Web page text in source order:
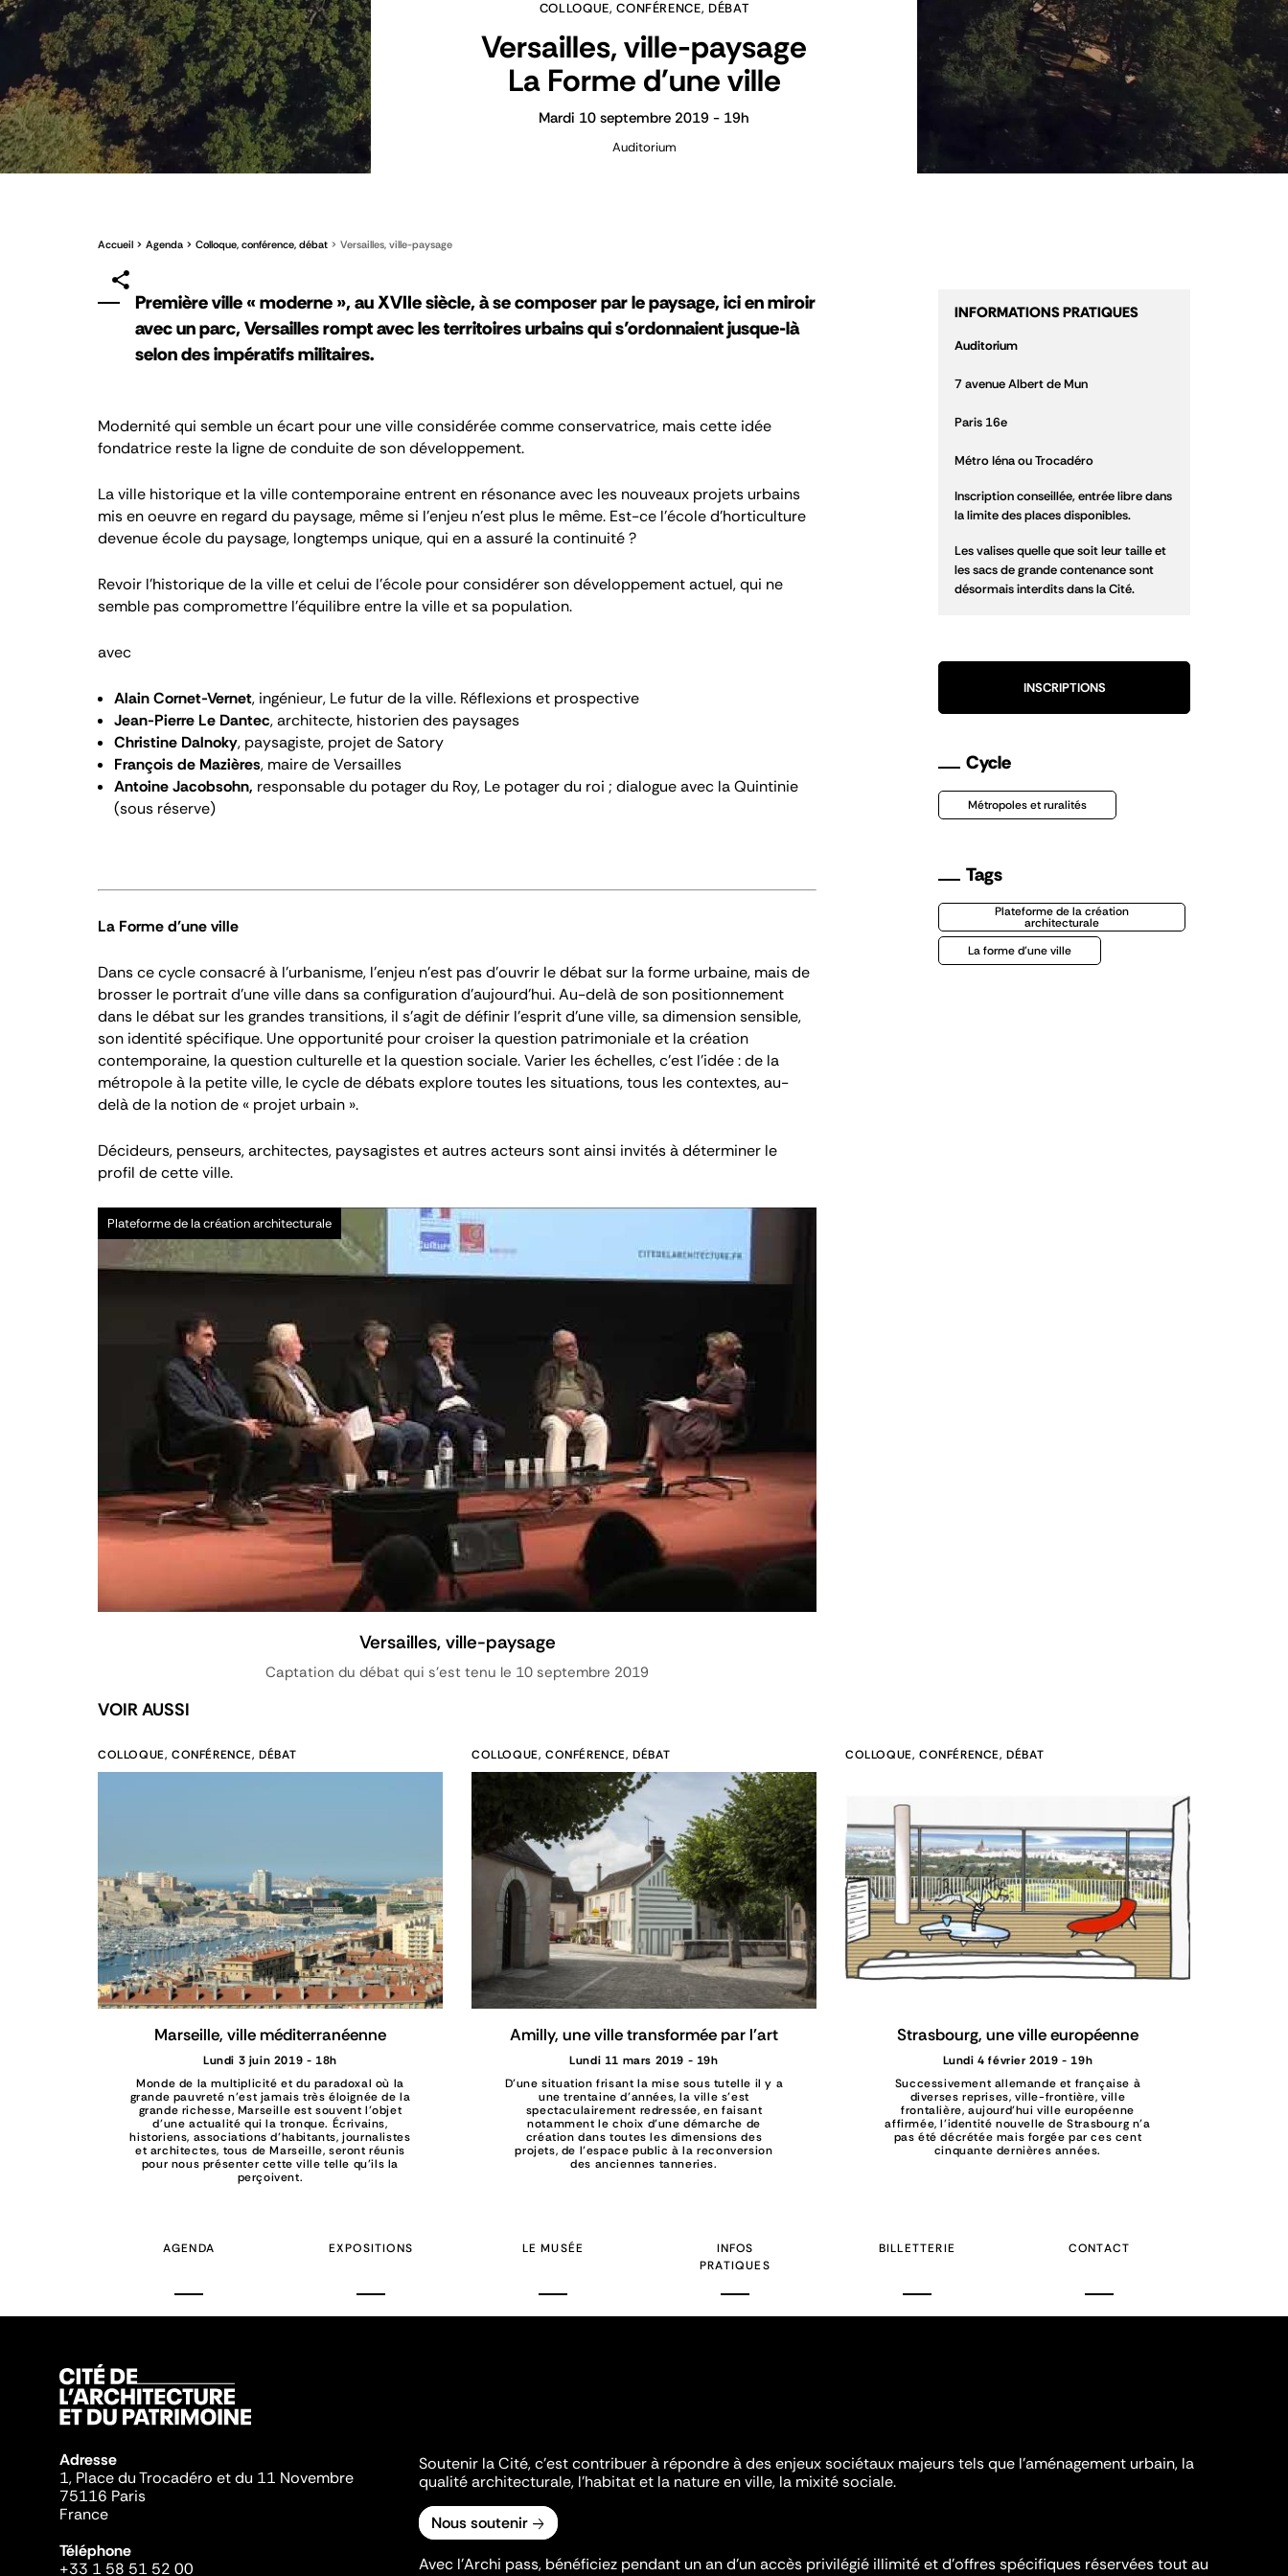
COLLOQUE, CONFÉRENCE, DÉBAT
Versailles, ville-paysage
La Forme d'une ville
Mardi 10 septembre 2019 - 19h
Auditorium
Accueil Agenda Colloque, conférence, débat Versailles, ville-paysage
Première ville « moderne », au XVIIe siècle, à se composer par le paysage, ici en miroir
avec un parc, Versailles rompt avec les territoires urbains qui s’ordonnaient jusque-là
selon des impératifs militaires.
Modernité qui semble un écart pour une ville considérée comme conservatrice, mais cette idée
fondatrice reste la ligne de conduite de son développement.
La ville historique et la ville contemporaine entrent en résonance avec les nouveaux projets urbains
mis en oeuvre en regard du paysage, même si l’enjeu n’est plus le même. Est-ce l’école d’horticulture
devenue école du paysage, longtemps unique, qui en a assuré la continuité ?
Revoir l’historique de la ville et celui de l’école pour considérer son développement actuel, qui ne
semble pas compromettre l’équilibre entre la ville et sa population.
avec
Alain Cornet-Vernet, ingénieur, Le futur de la ville. Réflexions et prospective
Jean-Pierre Le Dantec, architecte, historien des paysages
Christine Dalnoky, paysagiste, projet de Satory
François de Mazières, maire de Versailles
Antoine Jacobsohn, responsable du potager du Roy, Le potager du roi ; dialogue avec la Quintinie
(sous réserve)
La Forme d’une ville
Dans ce cycle consacré à l'urbanisme, l'enjeu n’est pas d’ouvrir le débat sur la forme urbaine, mais de
brosser le portrait d’une ville dans sa configuration d’aujourd’hui. Au-delà de son positionnement
dans le débat sur les grandes transitions, il s’agit de définir l’esprit d’une ville, sa dimension sensible,
son identité spécifique. Une opportunité pour croiser la question patrimoniale et la création
contemporaine, la question culturelle et la question sociale. Varier les échelles, c’est l’idée : de la
métropole à la petite ville, le cycle de débats explore toutes les situations, tous les contextes, au-
delà de la notion de « projet urbain ».
Décideurs, penseurs, architectes, paysagistes et autres acteurs sont ainsi invités à déterminer le
profil de cette ville.
Vidéo
Plateforme de la création architecturale
Versailles, ville-paysage
Captation du débat qui s'est tenu le 10 septembre 2019
INFORMATIONS PRATIQUES
Auditorium
7 avenue Albert de Mun
Paris 16e
Métro Iéna ou Trocadéro
Inscription conseillée, entrée libre dans
la limite des places disponibles.
Les valises quelle que soit leur taille et
les sacs de grande contenance sont
désormais interdits dans la Cité.
INSCRIPTIONS
Cycle
Métropoles et ruralités
Tags
Plateforme de la création
architecturale
La forme d'une ville
VOIR AUSSI
COLLOQUE, CONFÉRENCE, DÉBAT
Marseille, ville méditerranéenne
Lundi 3 juin 2019 - 18h
Monde de la multiplicité et du paradoxal où la
grande pauvreté n’est jamais très éloignée de la
grande richesse, Marseille est souvent l’objet
d’une actualité qui la tronque. Écrivains,
historiens, associations d’habitants, journalistes
et architectes, tous de Marseille, seront réunis
pour nous présenter cette ville telle qu’ils la
perçoivent.
COLLOQUE, CONFÉRENCE, DÉBAT
Amilly, une ville transformée par l'art
Lundi 11 mars 2019 - 19h
D’une situation frisant la mise sous tutelle il y a
une trentaine d’années, la ville s’est
spectaculairement redressée, en faisant
notamment le choix d’une démarche de
création dans toutes les dimensions des
projets, de l’espace public à la reconversion
des anciennes tanneries.
COLLOQUE, CONFÉRENCE, DÉBAT
Strasbourg, une ville européenne
Lundi 4 février 2019 - 19h
Successivement allemande et française à
diverses reprises, ville-frontière, ville
frontalière, aujourd’hui ville européenne
affirmée, l’identité nouvelle de Strasbourg n’a
pas été décrétée mais forgée par ces cent
cinquante dernières années.
AGENDA EXPOSITIONS LE MUSÉE
INFOS
PRATIQUES
BILLETTERIE CONTACT
Adresse
1, Place du Trocadéro et du 11 Novembre
75116 Paris
France
Téléphone
+33 1 58 51 52 00
Soutenir la Cité, c'est contribuer à répondre à des enjeux sociétaux majeurs tels que l'aménagement urbain, la
qualité architecturale, l'habitat et la nature en ville, la mixité sociale.
Nous soutenir
Avec l’Archi pass, bénéficiez pendant un an d’un accès privilégié illimité et d’offres spécifiques réservées tout au